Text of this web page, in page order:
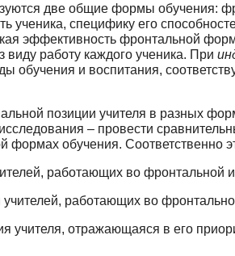
две общие формы обучения:
ученика, специфику его
эффективность фронталь­ной
виду работу каждого ученика. При
обучения и воспитания,
позиции учителя в разных
– провести
формах обуче­ния. Соответственно
работающих во фронтальной
работающих во
учителя, отражающаяся в его